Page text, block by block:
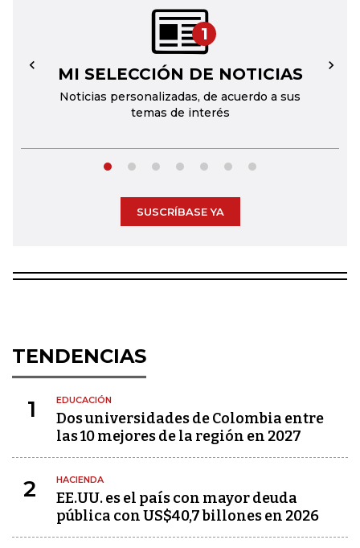
1
MI SELECCIÓN DE NOTICIAS
Noticias personalizadas, de acuerdo a sus
temas de interés
← →
SUSCRÍBASE YA
TENDENCIAS
1 EDUCACIÓN
Dos universidades de Colombia entre
las 10 mejores de la región en 2027
2 HACIENDA
EE.UU. es el país con mayor deuda
pública con US$40,7 billones en 2026